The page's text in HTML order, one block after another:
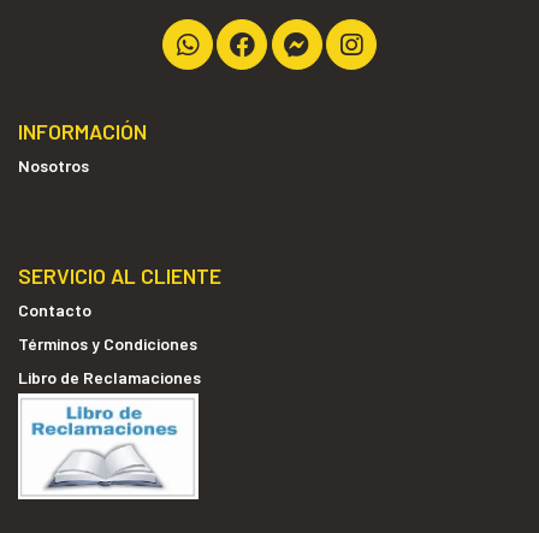
INFORMACIÓN
Nosotros
SERVICIO AL CLIENTE
Contacto
Términos y Condiciones
Libro de Reclamaciones